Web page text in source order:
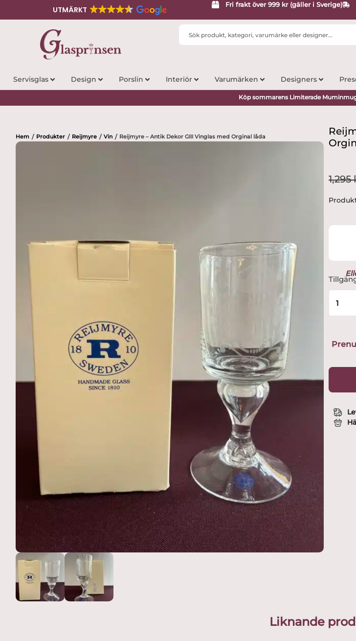
UTMÄRKT
Fri frakt över 999 kr (gäller i Sverige)
Search
Servisglas Design Porslin Interiör Varumärken Designers
Köp sommarens Limiterade
Hem / Produkter / Reijmyre / Vin / Reijmyre – Antik Dekor GIII Vinglas med Orginal låda
1,295
-
Antik
med
låda
Liknande